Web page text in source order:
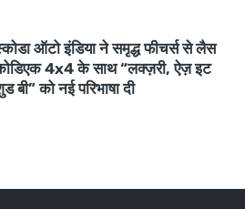
ऑटो इंडिया ने समृद्ध फीचर्स से लैस
4x4 के साथ “लक्ज़री, ऐज़ इट
बी” को नई परिभाषा दी